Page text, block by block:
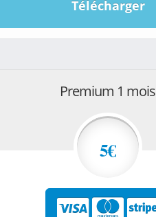
Télécharger
Premium 1 mois
5€